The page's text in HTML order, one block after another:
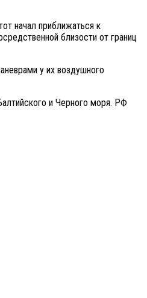
начал приближаться к
близости от границ
у их воздушного
и Черного моря. РФ